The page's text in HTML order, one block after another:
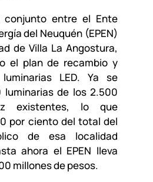
conjunto entre el Ente
del Neuquén (EPEN)
de Villa La Angostura,
el plan de recambio y
LED. Ya se
luminarias de los 2.500
existentes, lo que
por ciento del total del
de esa localidad
ahora el EPEN lleva
millones de pesos.